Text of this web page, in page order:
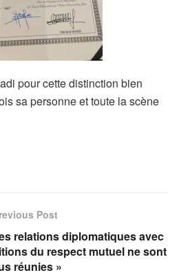
pour cette distinction bien
sa personne et toute la scène
Post
relations diplomatiques avec
du respect mutuel ne sont
réunies »